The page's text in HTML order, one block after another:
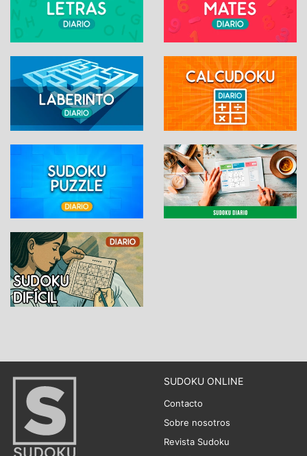
SUDOKU ONLINE
Contacto
Sobre nosotros
Revista Sudoku